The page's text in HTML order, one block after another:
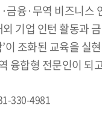
금융·무역 비즈니
기업 인턴 활동과
이 조화된 교육을
융합형 전문인이
330-4981